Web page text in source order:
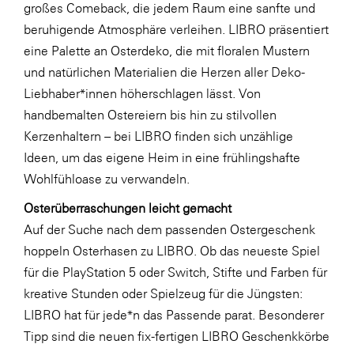
kosaplaner
LAT Nitrogen
Libro
Lidl Österreich
MTH Retail Group
OMV
OptimaMed
PAGRO
PHH Rechtsanwält:innen
Primark
Salesforce
großes Comeback, die jedem Raum eine sanfte und
beruhigende Atmosphäre verleihen. LIBRO präsentiert
eine Palette an Osterdeko, die mit floralen Mustern
und natürlichen Materialien die Herzen aller Deko-
Liebhaber*innen höherschlagen lässt. Von
handbemalten Ostereiern bis hin zu stilvollen
Kerzenhaltern – bei LIBRO finden sich unzählige
Ideen, um das eigene Heim in eine frühlingshafte
Wohlfühloase zu verwandeln.
Osterüberraschungen leicht gemacht
Auf der Suche nach dem passenden Ostergeschenk
hoppeln Osterhasen zu LIBRO. Ob das neueste Spiel
für die PlayStation 5 oder Switch, Stifte und Farben für
kreative Stunden oder Spielzeug für die Jüngsten:
LIBRO hat für jede*n das Passende parat. Besonderer
Tipp sind die neuen fix-fertigen LIBRO Geschenkkörbe